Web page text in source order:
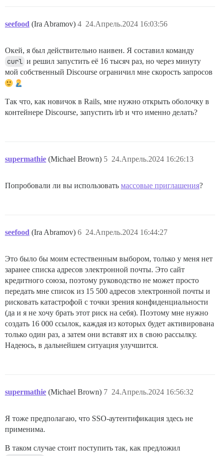
seefood (Ira Abramov) 24.Апрель.2024 16:03:56
4
Окей, я был действительно наивен. Я составил команду
curl и решил запустить её 16 тысяч раз, но через минуту
мой собственный Discourse ограничил мне скорость запросов
Так что, как новичок в Rails, мне нужно открыть оболочку в
контейнере Discourse, запустить irb и что именно делать?
supermathie (Michael Brown) 24.Апрель.2024 16:26:13
5
Попробовали ли вы использовать массовые приглашения?
seefood (Ira Abramov) 24.Апрель.2024 16:44:27
6
Это было бы моим естественным выбором, только у меня нет
заранее списка адресов электронной почты. Это сайт
кредитного союза, поэтому руководство не может просто
передать мне список из 15 500 адресов электронной почты и
рисковать катастрофой с точки зрения конфиденциальности
(да и я не хочу брать этот риск на себя). Поэтому мне нужно
создать 16 000 ссылок, каждая из которых будет активирована
только один раз, а затем они вставят их в свою рассылку.
Надеюсь, в дальнейшем ситуация улучшится.
supermathie (Michael Brown) 24.Апрель.2024 16:56:32
7
Я тоже предполагаю, что SSO-аутентификация здесь не
применима.
В таком случае стоит поступить так, как предложил